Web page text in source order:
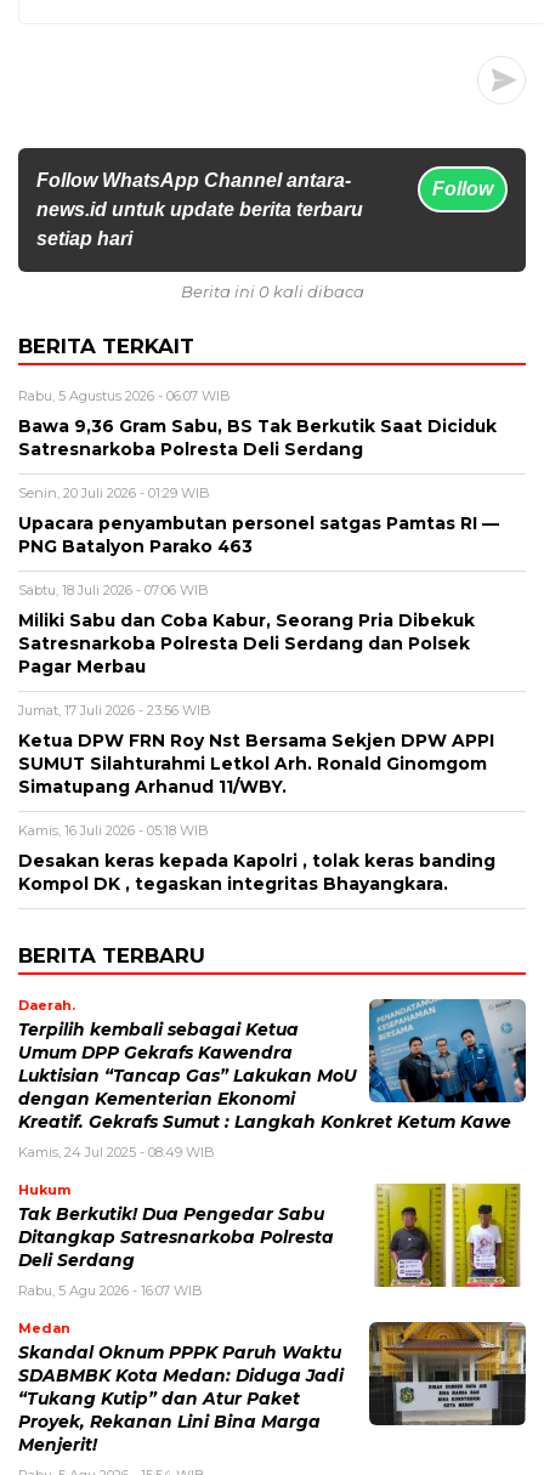
Follow WhatsApp Channel antara-
news.id untuk update berita terbaru
setiap hari
Follow
Berita ini 0 kali dibaca
BERITA TERKAIT
Rabu, 5 Agustus 2026 - 06:07 WIB
Bawa 9,36 Gram Sabu, BS Tak Berkutik Saat Diciduk
Satresnarkoba Polresta Deli Serdang
Senin, 20 Juli 2026 - 01:29 WIB
Upacara penyambutan personel satgas Pamtas RI —
PNG Batalyon Parako 463
Sabtu, 18 Juli 2026 - 07:06 WIB
Miliki Sabu dan Coba Kabur, Seorang Pria Dibekuk
Satresnarkoba Polresta Deli Serdang dan Polsek
Pagar Merbau
Jumat, 17 Juli 2026 - 23:56 WIB
Ketua DPW FRN Roy Nst Bersama Sekjen DPW APPI
SUMUT Silahturahmi Letkol Arh. Ronald Ginomgom
Simatupang Arhanud 11/WBY.
Kamis, 16 Juli 2026 - 05:18 WIB
Desakan keras kepada Kapolri , tolak keras banding
Kompol DK , tegaskan integritas Bhayangkara.
BERITA TERBARU
Daerah.
Terpilih kembali sebagai Ketua
Umum DPP Gekrafs Kawendra
Luktisian “Tancap Gas” Lakukan MoU
dengan Kementerian Ekonomi
Kreatif. Gekrafs Sumut : Langkah Konkret Ketum Kawe
Kamis, 24 Jul 2025 - 08:49 WIB
Hukum
Tak Berkutik! Dua Pengedar Sabu
Ditangkap Satresnarkoba Polresta
Deli Serdang
Rabu, 5 Agu 2026 - 16:07 WIB
Medan
Skandal Oknum PPPK Paruh Waktu
SDABMBK Kota Medan: Diduga Jadi
“Tukang Kutip” dan Atur Paket
Proyek, Rekanan Lini Bina Marga
Menjerit!